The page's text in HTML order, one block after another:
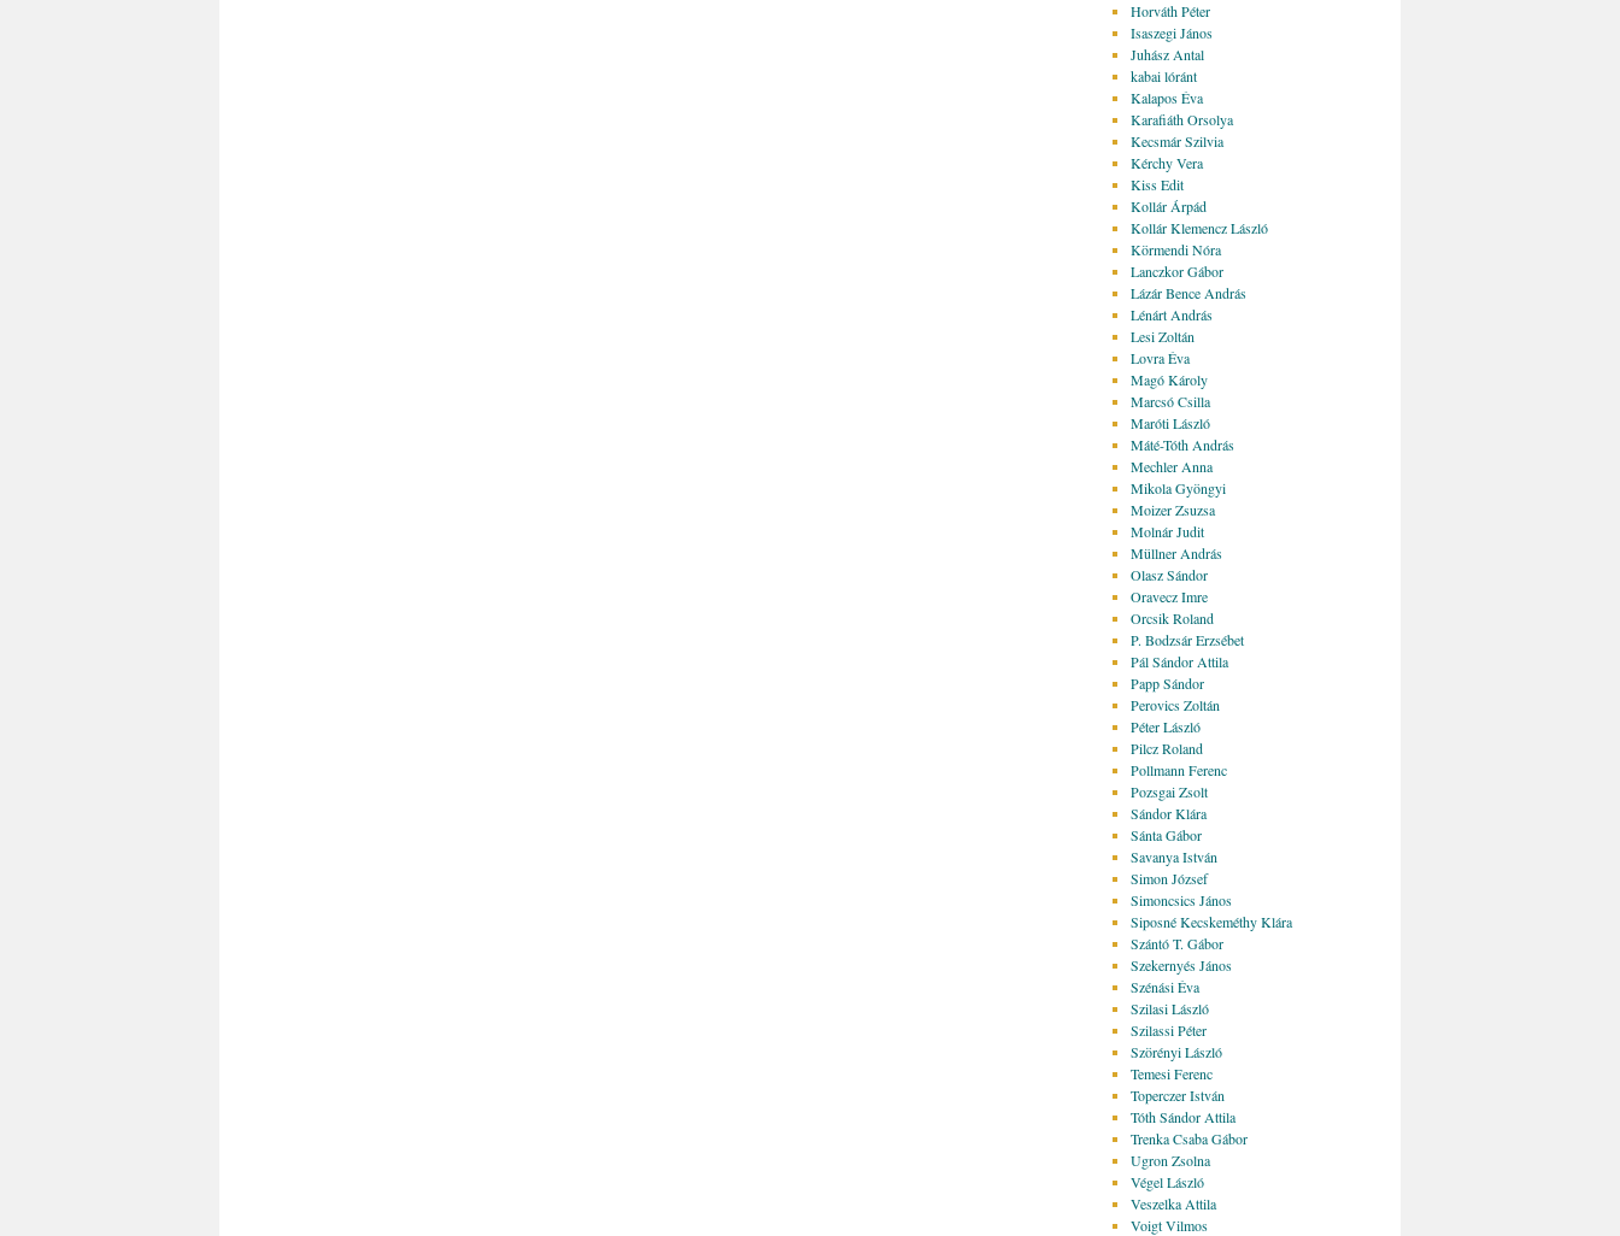
Horváth Péter
Isaszegi János
Juhász Antal
kabai lóránt
Kalapos Éva
Karafiáth Orsolya
Kecsmár Szilvia
Kérchy Vera
Kiss Edit
Kollár Árpád
Kollár Klemencz László
Körmendi Nóra
Lanczkor Gábor
Lázár Bence András
Lénárt András
Lesi Zoltán
Lovra Éva
Magó Károly
Marcsó Csilla
Maróti László
Máté-Tóth András
Mechler Anna
Mikola Gyöngyi
Moizer Zsuzsa
Molnár Judit
Müllner András
Olasz Sándor
Oravecz Imre
Orcsik Roland
P. Bodzsár Erzsébet
Pál Sándor Attila
Papp Sándor
Perovics Zoltán
Péter László
Pilcz Roland
Pollmann Ferenc
Pozsgai Zsolt
Sándor Klára
Sánta Gábor
Savanya István
Simon József
Simoncsics János
Siposné Kecskeméthy Klára
Szántó T. Gábor
Szekernyés János
Szénási Éva
Szilasi László
Szilassi Péter
Szörényi László
Temesi Ferenc
Toperczer István
Tóth Sándor Attila
Trenka Csaba Gábor
Ugron Zsolna
Végel László
Veszelka Attila
Voigt Vilmos